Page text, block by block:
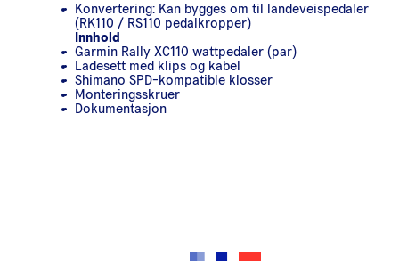
Konvertering: Kan bygges om til landeveispedaler
(RK110 / RS110 pedalkropper)
Innhold
Garmin Rally XC110 wattpedaler (par)
Ladesett med klips og kabel
Shimano SPD-kompatible klosser
Monteringsskruer
Dokumentasjon